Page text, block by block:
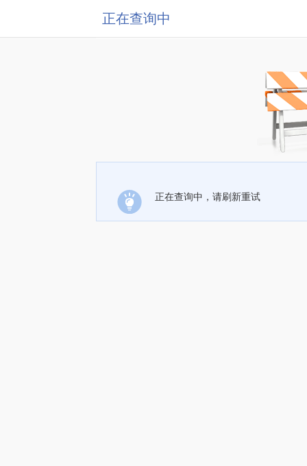
正在查询中
正在查询中，请刷新重试